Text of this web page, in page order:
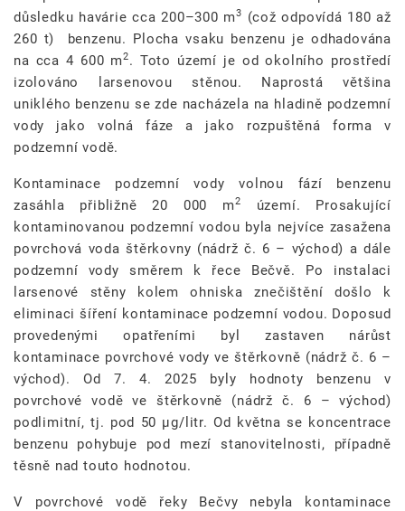
důsledku havárie cca 200–300 m3
(což odpovídá 180 až
260 t) benzenu. Plocha vsaku benzenu je odhadována
na cca 4 600 m2. Toto území je od okolního prostředí
izolováno larsenovou stěnou. Naprostá většina
uniklého benzenu se zde nacházela na hladině podzemní
vody jako volná fáze a jako rozpuštěná forma v
podzemní vodě.
Kontaminace podzemní vody volnou fází benzenu
zasáhla přibližně 20 000 m2
území. Prosakující
kontaminovanou podzemní vodou byla nejvíce zasažena
povrchová voda štěrkovny (nádrž č. 6 – východ) a dále
podzemní vody směrem k řece Bečvě. Po instalaci
larsenové stěny kolem ohniska znečištění došlo k
eliminaci šíření kontaminace podzemní vodou. Doposud
provedenými opatřeními byl zastaven nárůst
kontaminace povrchové vody ve štěrkovně (nádrž č. 6 –
východ). Od 7. 4. 2025 byly hodnoty benzenu v
povrchové vodě ve štěrkovně (nádrž č. 6 – východ)
podlimitní, tj. pod 50 µg/litr. Od května se koncentrace
benzenu pohybuje pod mezí stanovitelnosti, případně
těsně nad touto hodnotou.
V povrchové vodě řeky Bečvy nebyla kontaminace